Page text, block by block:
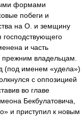
формами
побеги и
на О. и земщину
господствующего
и часть
владельцам.
(под именем «удела»)
с оппозицией
во главе
Бекбулатовича,
и приступил к новым